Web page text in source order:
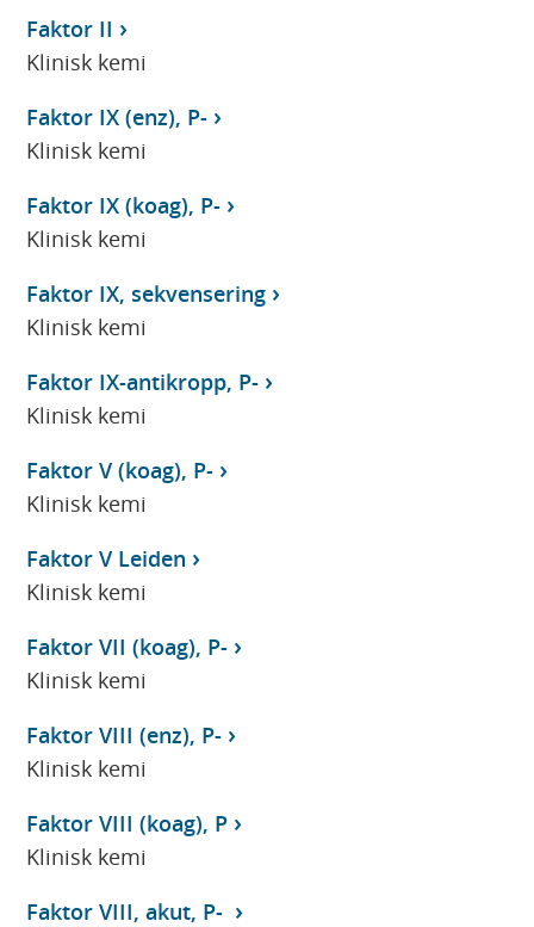
Faktor II
Klinisk kemi
Faktor IX (enz), P-
Klinisk kemi
Faktor IX (koag), P-
Klinisk kemi
Faktor IX, sekvensering
Klinisk kemi
Faktor IX-antikropp, P-
Klinisk kemi
Faktor V (koag), P-
Klinisk kemi
Faktor V Leiden
Klinisk kemi
Faktor VII (koag), P-
Klinisk kemi
Faktor VIII (enz), P-
Klinisk kemi
Faktor VIII (koag), P
Klinisk kemi
Faktor VIII, akut, P-